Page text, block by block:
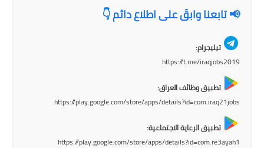
الطقس
العامة
📢 تابعنا وابقَ على اطلاع دائم 👇
تيليجرام:
https://t.me/iraqjobs2019
تطبيق وظائف العراق:
https://play.google.com/store/apps/details?id=com.iraq21jobs
تطبيق الرعاية الاجتماعية:
https://play.google.com/store/apps/details?id=com.re3ayah1